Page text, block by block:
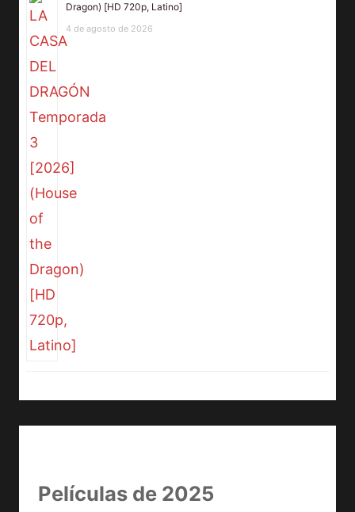
Dragon) [HD 720p, Latino]
4 de agosto de 2026
Películas de 2025